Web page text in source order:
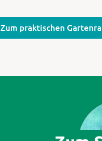
Zum praktischen